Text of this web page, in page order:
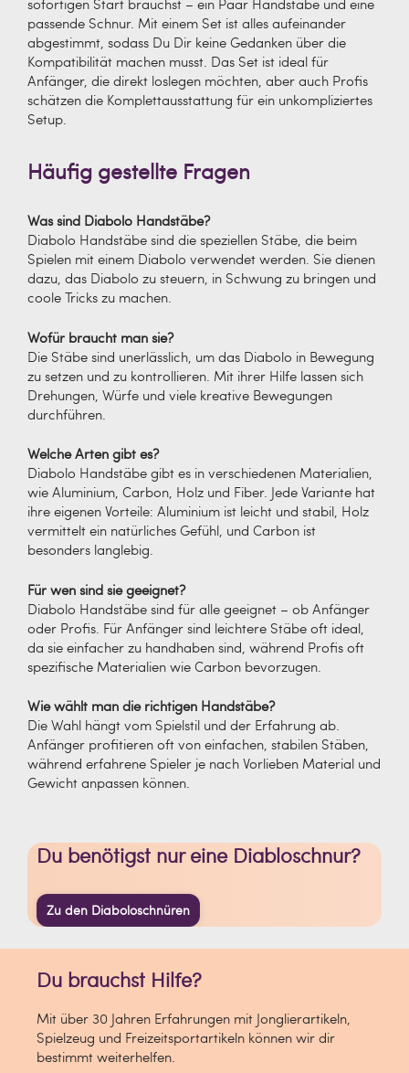
sofortigen Start brauchst – ein Paar Handstäbe und eine
passende Schnur. Mit einem Set ist alles aufeinander
abgestimmt, sodass Du Dir keine Gedanken über die
Kompatibilität machen musst. Das Set ist ideal für
Anfänger, die direkt loslegen möchten, aber auch Profis
schätzen die Komplettausstattung für ein unkompliziertes
Setup.
Häufig gestellte Fragen
Was sind Diabolo Handstäbe?
Diabolo Handstäbe sind die speziellen Stäbe, die beim
Spielen mit einem Diabolo verwendet werden. Sie dienen
dazu, das Diabolo zu steuern, in Schwung zu bringen und
coole Tricks zu machen.
Wofür braucht man sie?
Die Stäbe sind unerlässlich, um das Diabolo in Bewegung
zu setzen und zu kontrollieren. Mit ihrer Hilfe lassen sich
Drehungen, Würfe und viele kreative Bewegungen
durchführen.
Welche Arten gibt es?
Diabolo Handstäbe gibt es in verschiedenen Materialien,
wie Aluminium, Carbon, Holz und Fiber. Jede Variante hat
ihre eigenen Vorteile: Aluminium ist leicht und stabil, Holz
vermittelt ein natürliches Gefühl, und Carbon ist
besonders langlebig.
Für wen sind sie geeignet?
Diabolo Handstäbe sind für alle geeignet – ob Anfänger
oder Profis. Für Anfänger sind leichtere Stäbe oft ideal,
da sie einfacher zu handhaben sind, während Profis oft
spezifische Materialien wie Carbon bevorzugen.
Wie wählt man die richtigen Handstäbe?
Die Wahl hängt vom Spielstil und der Erfahrung ab.
Anfänger profitieren oft von einfachen, stabilen Stäben,
während erfahrene Spieler je nach Vorlieben Material und
Gewicht anpassen können.
Du benötigst nur eine Diabloschnur?
Zu den Diaboloschnüren
Du brauchst Hilfe?
Mit über 30 Jahren Erfahrungen mit Jonglierartikeln,
Spielzeug und Freizeitsportartikeln können wir dir
bestimmt weiterhelfen.